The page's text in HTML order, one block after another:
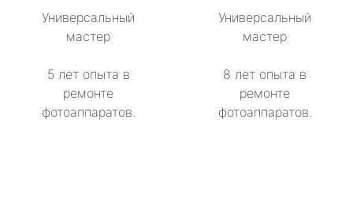
Универсальный
мастер
5 лет опыта в
ремонте
фотоаппаратов.
Универсальный
мастер
8 лет опыта в
ремонте
фотоаппаратов.